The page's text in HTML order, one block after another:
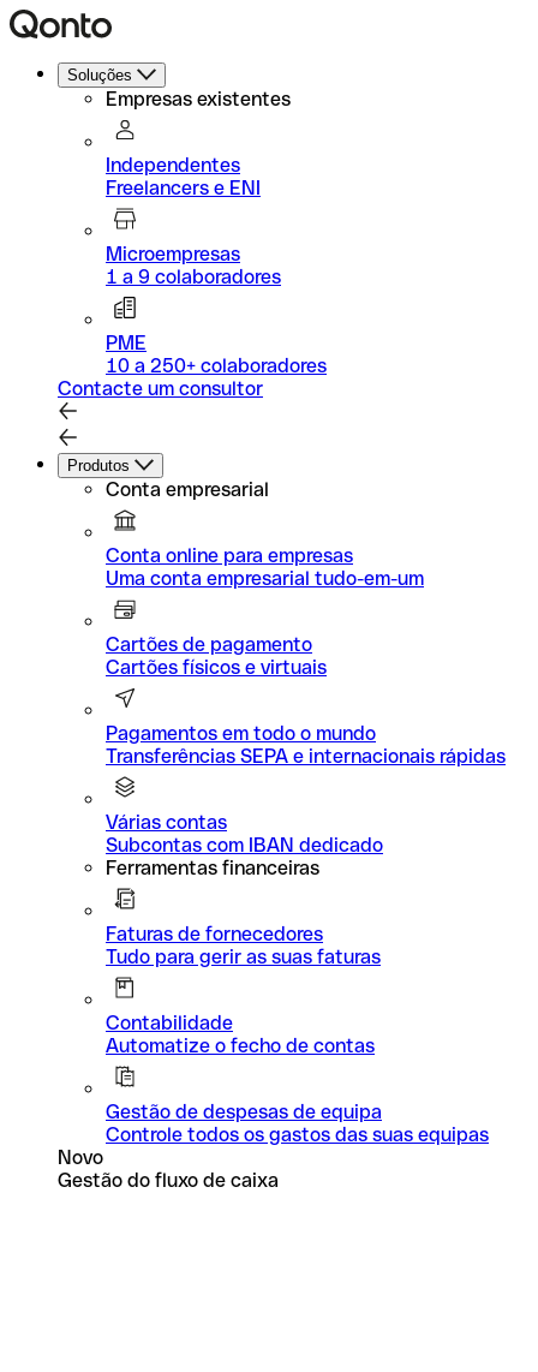
Soluções
Empresas existentes
Independentes
Freelancers e ENI
Microempresas
1 a 9 colaboradores
PME
10 a 250+ colaboradores
Contacte um consultor
Produtos
Conta empresarial
Conta online para empresas
Uma conta empresarial tudo-em-um
Cartões de pagamento
Cartões físicos e virtuais
Pagamentos em todo o mundo
Transferências SEPA e internacionais rápidas
Várias contas
Subcontas com IBAN dedicado
Ferramentas financeiras
Faturas de fornecedores
Tudo para gerir as suas faturas
Contabilidade
Automatize o fecho de contas
Gestão de despesas de equipa
Controle todos os gastos das suas equipas
Novo
Gestão do fluxo de caixa